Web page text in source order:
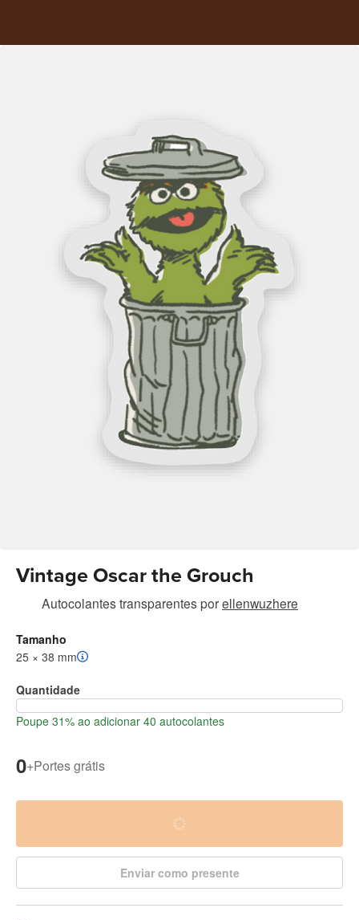
Vintage Oscar the Grouch
Autocolantes transparentesporellenwuzhere
Tamanho
25 × 38 mm
Quantidade
Poupe 31% ao adicionar 40 autocolantes
0+Portes grátis
Enviar como presente